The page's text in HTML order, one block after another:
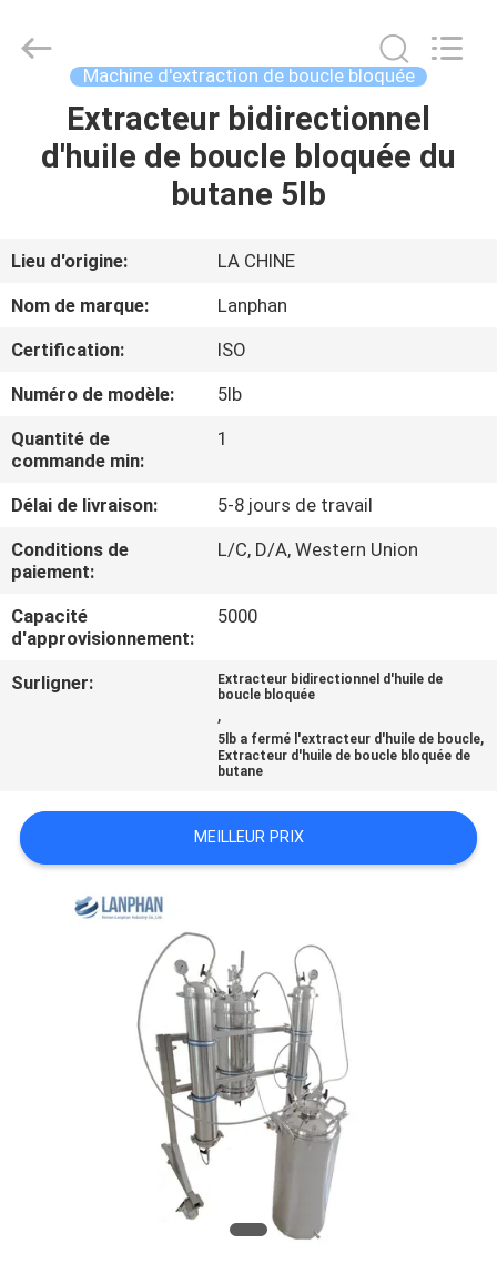
MAISON
VIDÉOS
SUJET
DE
NOUS
VISITE
D'USINE
CONTRÔLE
QUALITÉ
NOUS
DEMANDEZ
UNE
CONFIDENTIALITÉ
Lanphan
Industry
Machine d'extraction de boucle bloquée
Extracteur bidirectionnel
d'huile de boucle bloquée du
butane 5lb
Lieu d'origine:
LA CHINE
Nom de marque:
Lanphan
Certification:
ISO
Numéro de modèle:
5lb
Quantité de
commande min:
1
Délai de livraison:
5-8 jours de travail
Conditions de
paiement:
L/C, D/A, Western Union
Capacité
d'approvisionnement:
5000
Surligner:
Extracteur bidirectionnel d'huile de
boucle bloquée
,
5lb a fermé l'extracteur d'huile de boucle,
Extracteur d'huile de boucle bloquée de
butane
MEILLEUR PRIX